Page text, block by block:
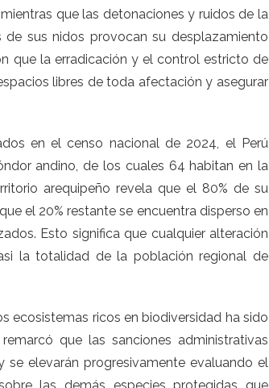
que las detonaciones y ruidos de la
sus nidos provocan su desplazamiento
que la erradicación y el control estricto de
libres de toda afectación y asegurar
en el censo nacional de 2024, el Perú
andino, de los cuales 64 habitan en la
arequipeño revela que el 80% de su
el 20% restante se encuentra disperso en
Esto significa que cualquier alteración
la totalidad de la población regional de
ecosistemas ricos en biodiversidad ha sido
que las sanciones administrativas
se elevarán progresivamente evaluando el
las demás especies protegidas que